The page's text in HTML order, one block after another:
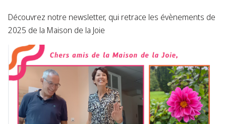
Découvrez notre newsletter, qui retrace les évènements de
2025 de la Maison de la Joie